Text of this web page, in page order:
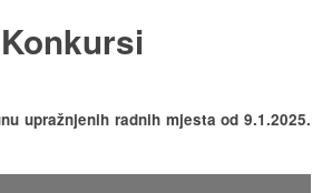
Konkursi
upražnjenih radnih mjesta od 9.1.2025.